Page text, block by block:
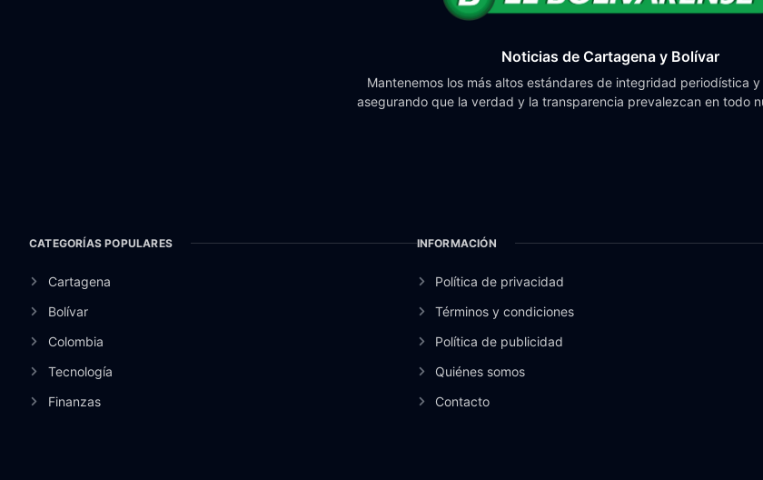
Noticias de Cartagena y Bolívar
Mantenemos los más altos estándares de integridad periodística
asegurando que la verdad y la transparencia prevalezcan en todo
CATEGORÍAS POPULARES
Cartagena
Bolívar
Colombia
Tecnología
Finanzas
INFORMACIÓN
Política de privacidad
Términos y condiciones
Política de publicidad
Quiénes somos
Contacto